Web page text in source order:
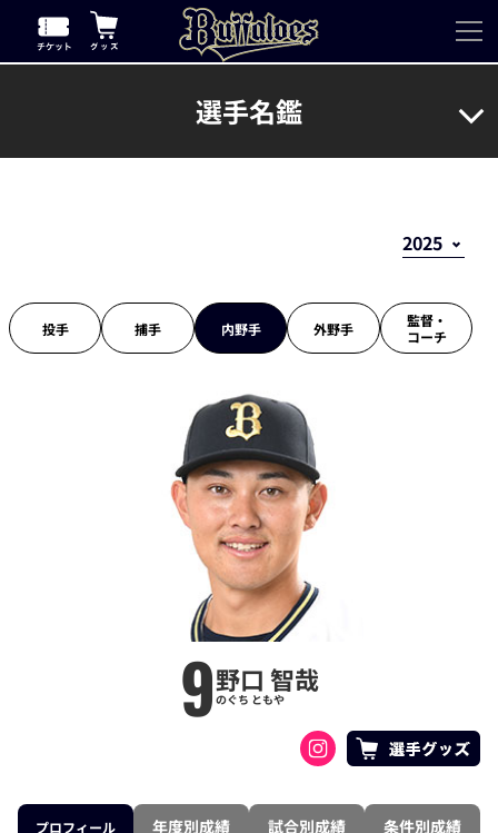
選手名鑑
投手 捕手 内野手 外野手
監督・
コーチ
9野口 智哉
のぐち ともや
プロフィール 年度別成績 試合別成績 条件別成績